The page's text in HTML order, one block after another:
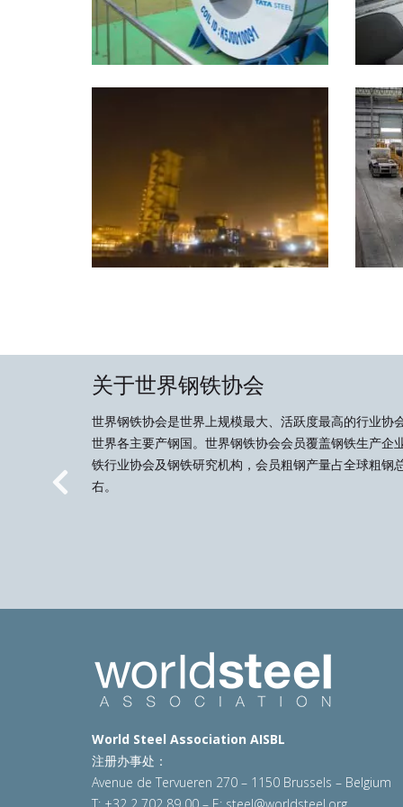
关于世界钢铁协会
世界钢铁协会是世界上规模最大、活跃度最高的行业协
世界各主要产钢国。世界钢铁协会会员覆盖钢铁生产企
铁行业协会及钢铁研究机构，会员粗钢产量占全球粗钢
右。
Previous
World Steel Association AISBL
注册办事处：
Avenue de Tervueren 270 – 1150 Brussels – Belgium